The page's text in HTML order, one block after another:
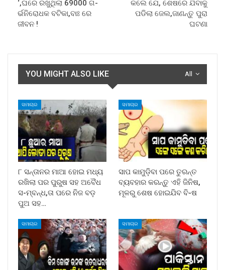
‘,ଘରେ ରଖୁଥିଲା 69000 ଗ-
ର୍ଭନିରୋଧକ ବଟିକା,ବାଃ ରେ
ଜୀବନ !
କଲେ ଯେ, ଶେଷରେ ଯିବାକୁ
ପଡିଲା ଜେଲ,ଜାଣନ୍ତୁ ପୁରା
ଘଟଣା
All
YOU MIGHT ALSO LIKE
ସମାଚାର
୮ ସନ୍ତାନର ମାଆ ହୋଇ ମଧ୍ୟ
ରଖିଲା ପର ପୁରୁଷ ସହ ଅବୈଧ
ସ-ମ୍ବନ୍ଧ,ତା ପରେ ନିଜ ବଡ଼
ପୁଅ ସହ…
ସମାଚାର
ସାପ କାମୁଡ଼ିବା ପରେ ତୁରନ୍ତ
ବ୍ୟବହାର କରନ୍ତୁ ଏହି ଜିନିଷ,
ମୂଳରୁ ଶେଷ ହୋଇଯିବ ବି-ଷ
ସମାଚାର ସମାଚାର